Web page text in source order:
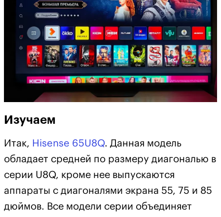
Изучаем
Итак, Hisense 65U8Q. Данная модель
обладает средней по размеру диагональю в
серии U8Q, кроме нее выпускаются
аппараты с диагоналями экрана 55, 75 и 85
дюймов. Все модели серии объединяет